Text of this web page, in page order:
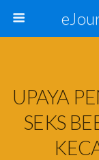
UPAYA
SEKS